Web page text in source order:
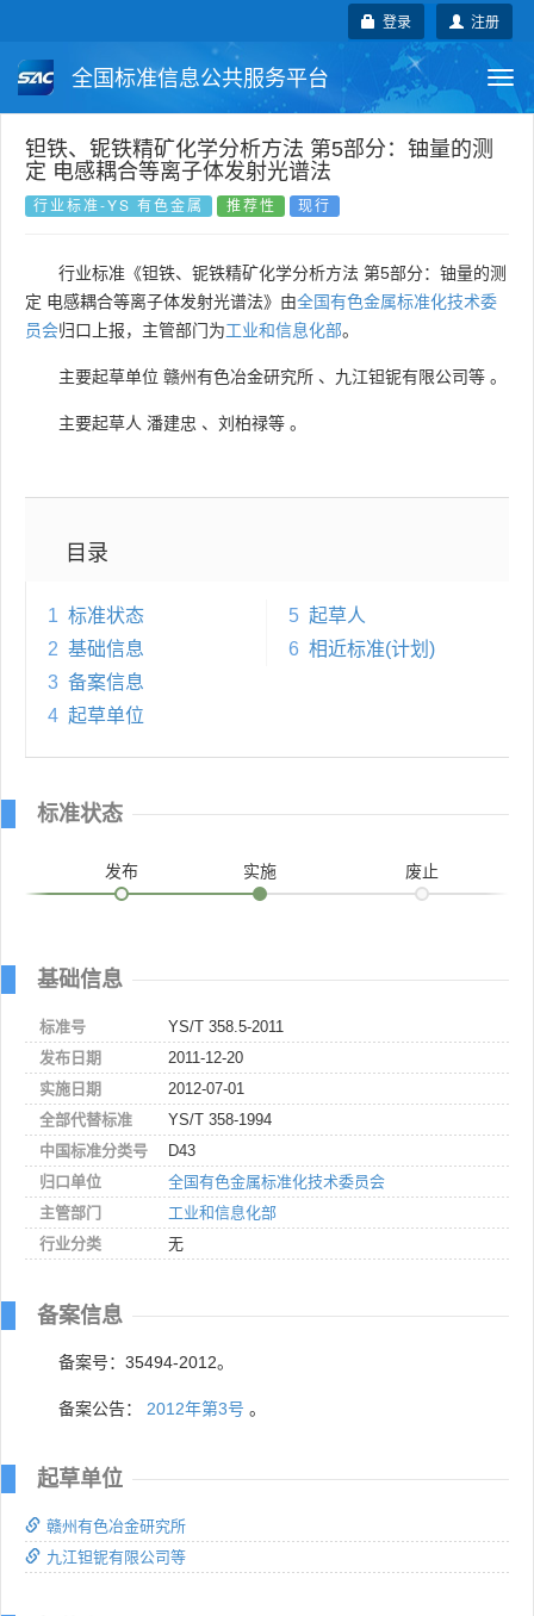
注册
登录
全国标准信息公共服务平台
国家标准 行业标准 地方标准
团体标准 企业标准
国外标准 技术委员会
钽铁、铌铁精矿化学分析方法 第5部分：铀量的测
定 电感耦合等离子体发射光谱法
行业标准-YS 有色金属 推荐性 现行
行业标准《钽铁、铌铁精矿化学分析方法 第5部分：铀量的测
定 电感耦合等离子体发射光谱法》由全国有色金属标准化技术委
员会归口上报，主管部门为工业和信息化部。
主要起草单位 赣州有色冶金研究所 、 九江钽铌有限公司等 。
主要起草人 潘建忠 、 刘柏禄等 。
目录
1 标准状态
2 基础信息
3 备案信息
4 起草单位
5 起草人
6 相近标准(计划)
标准状态
发布 实施 废止
基础信息
标准号
YS/T 358.5-2011
发布日期
2011-12-20
实施日期
2012-07-01
全部代替标准
YS/T 358-1994
中国标准分类号
D43
归口单位
全国有色金属标准化技术委员会
主管部门
工业和信息化部
行业分类
无
备案信息
备案号：35494-2012。
备案公告： 2012年第3号 。
起草单位
赣州有色冶金研究所
九江钽铌有限公司等